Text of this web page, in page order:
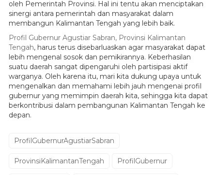
oleh Pemerintah Provinsi. Hal ini tentu akan menciptakan
sinergi antara pemerintah dan masyarakat dalam
membangun Kalimantan Tengah yang lebih baik.
Profil Gubernur Agustiar Sabran, Provinsi Kalimantan
Tengah, harus terus disebarluaskan agar masyarakat dapat
lebih mengenal sosok dan pemikirannya. Keberhasilan
suatu daerah sangat dipengaruhi oleh partisipasi aktif
warganya. Oleh karena itu, mari kita dukung upaya untuk
mengenalkan dan memahami lebih jauh mengenai profil
gubernur yang memimpin daerah kita, sehingga kita dapat
berkontribusi dalam pembangunan Kalimantan Tengah ke
depan.
ProfilGubernurAgustiarSabran
ProvinsiKalimantanTengah ProfilGubernur